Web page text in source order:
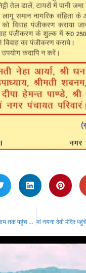
विधिक साक्षरता शिविर में न्याय तक पहुंच और जागरूकता पर दिया गया जोर